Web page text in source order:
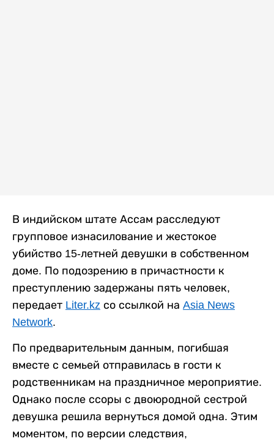
В индийском штате Ассам расследуют
групповое изнасилование и жестокое
убийство 15-летней девушки в собственном
доме. По подозрению в причастности к
преступлению задержаны пять человек,
передает Liter.kz со ссылкой на Asia News
Network.
По предварительным данным, погибшая
вместе с семьей отправилась в гости к
родственникам на праздничное мероприятие.
Однако после ссоры с двоюродной сестрой
девушка решила вернуться домой одна. Этим
моментом, по версии следствия,